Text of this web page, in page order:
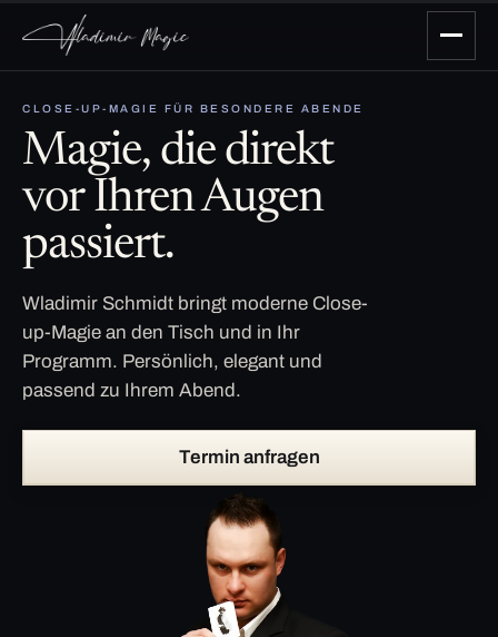
CLOSE-UP-MAGIE FÜR BESONDERE ABENDE
Magie, die direkt
vor Ihren Augen
passiert.
Wladimir Schmidt bringt moderne Close-
up-Magie an den Tisch und in Ihr
Programm. Persönlich, elegant und
passend zu Ihrem Abend.
Termin anfragen